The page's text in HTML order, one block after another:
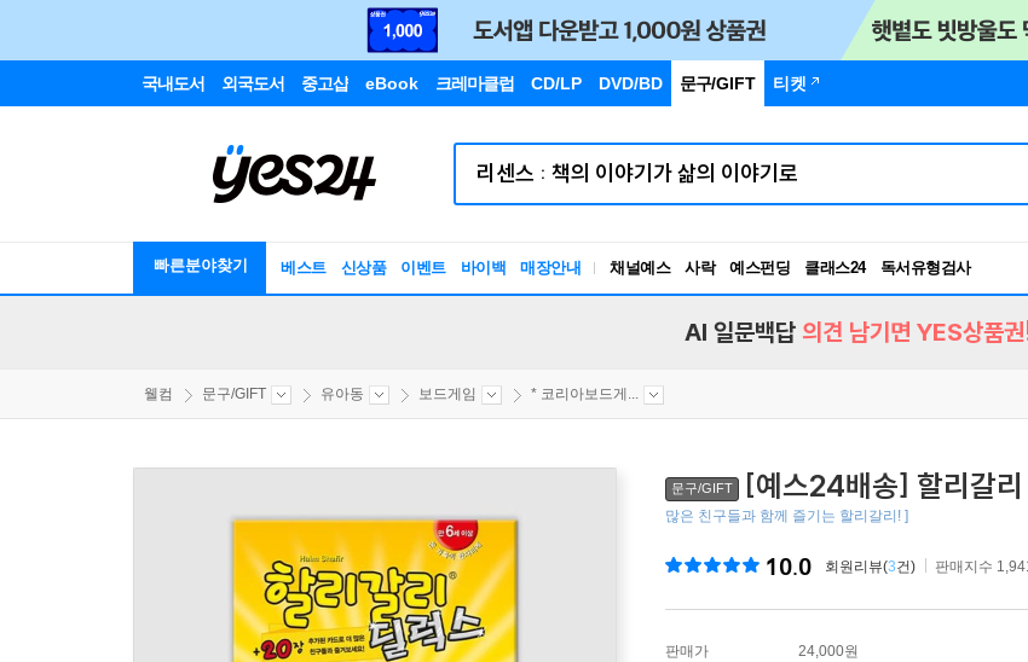
국내도서 외국도서 중고샵 eBook 크레마클럽 CD/LP DVD/BD 문구/GIFT 티켓
빠른분야찾기 베스트 신상품 이벤트 바이백 매장안내 채널예스 사락 예스펀딩 클래스24
독서유형검사
RBTI Lab
AI 일문백답 의견 남기면 YES상품
웰컴 문구/GIFT 유아동 보드게임 * 코리아보드게...
문구/GIFT [예스24배송] 할리갈
많은 친구들과 함께 즐기는 할리갈리! ]
10.0 회원리뷰(3건) 판매지수
판매가 24,000원